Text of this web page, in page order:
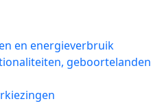
en energieverbruik
geboortelanden